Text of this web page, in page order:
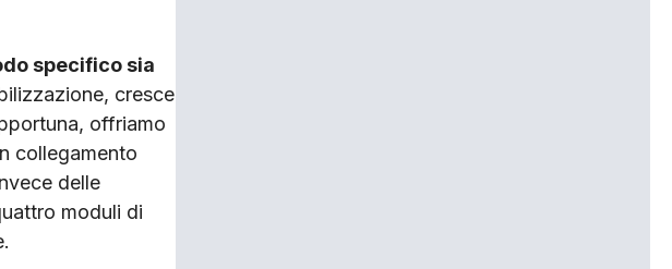
specifico sia
cresce
offriamo
collegamento
delle
moduli di